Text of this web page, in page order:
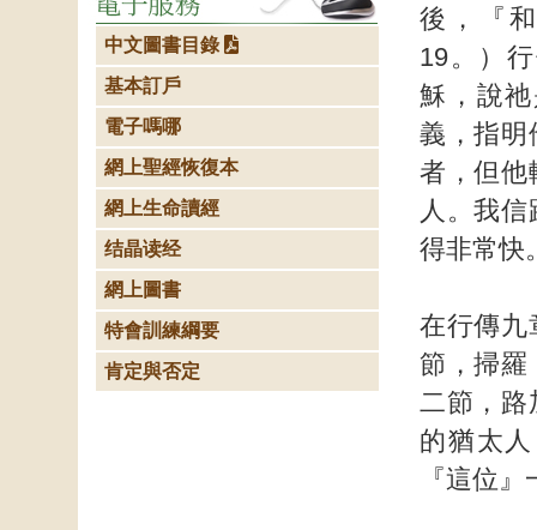
後，『
19。）
穌，說
義，指明
者，但他
人。我
得非常快
在行傳九
節，掃羅
二節，路
的猶太
『這位
中文圖書目錄
基本訂戶
電子嗎哪
網上聖經恢復本
網上生命讀經
结晶读经
網上圖書
特會訓練綱要
肯定與否定